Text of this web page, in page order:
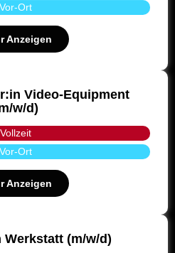
Vor-Ort
Anzeigen
Video-Equipment
w/d)
Vollzeit
Vor-Ort
Anzeigen
(m/w/d)